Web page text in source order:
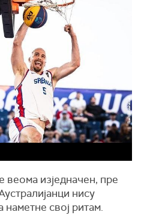
веома изједначен, пре
нису
свој ритам.